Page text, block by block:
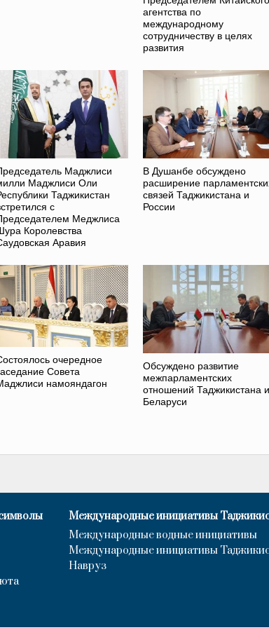
агентства по
международному
сотрудничеству в целях
развития
Маджлиси
Маджлиси Оли
Таджикистан
с
Меджлиса
Королевства
Аравия
В Душанбе обсуждено
расширение
связей Таджикистана и
России
очередное
Совета
намояндагон
Обсуждено развитие
межпарламентских
отношений Таджикистана и
Беларуси
Международные инициативы
Международные водные инициативы
Международные инициативы
Навруз